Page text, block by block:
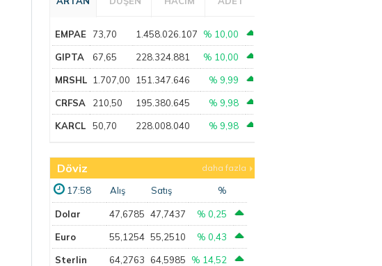
EMPAE 73,70 1.458.026.107 % 10,00
GIPTA 67,65 228.324.881 % 10,00
MRSHL 1.707,00 151.347.646 % 9,99
CRFSA 210,50 195.380.645 % 9,98
KARCL 50,70 228.008.040 % 9,98
Döviz daha fazla
17:58 Alış Satış %
Dolar 47,6785 47,7437 % 0,25
Euro 55,1254 55,2510 % 0,43
Sterlin 64,2763 64,5985 % 14,52